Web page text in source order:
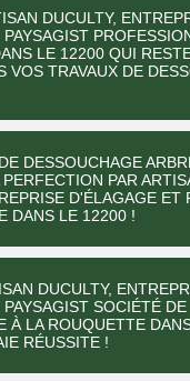
DUCULTY,
LE 12200 QUI
VOS TRAVAUX DE
DESSOUCHAGE
PAR
D'ÉLAGAGE ET
DANS LE 12200 !
DUCULTY,
SOCIÉTÉ DE
À LA ROUQUETTE
RÉUSSITE !